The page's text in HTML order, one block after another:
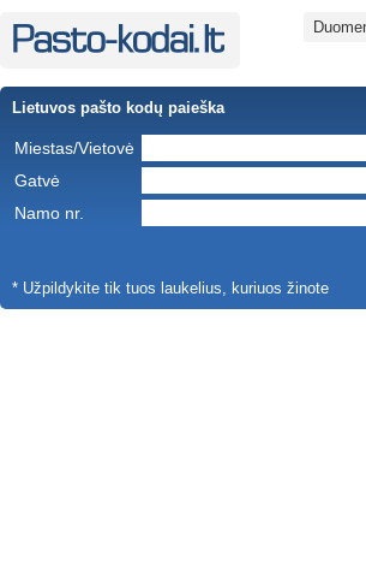
Lietuvos pašto kodų paieška
Miestas/Vietovė
Gatvė
Namo nr.
* Užpildykite tik tuos laukelius, kuriuos žinote